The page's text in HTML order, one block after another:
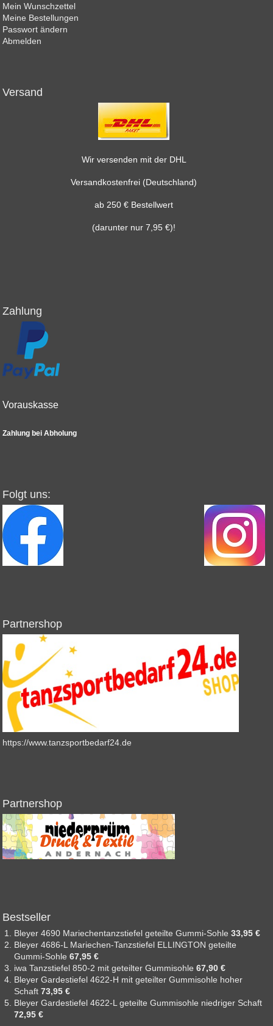
Mein Wunschzettel
Meine Bestellungen
Passwort ändern
Abmelden
Versand
Wir versenden mit der DHL
Versandkostenfrei (Deutschland)
ab 250 € Bestellwert
(darunter nur 7,95 €)!
Zahlung
Vorauskasse
Zahlung bei Abholung
Folgt uns:
Partnershop
https://www.tanzsportbedarf24.de
Partnershop
Bestseller
Bleyer 4690 Mariechentanzstiefel geteilte Gummi-Sohle33,95 €
Bleyer 4686-L Mariechen-Tanzstiefel ELLINGTON geteilte
Gummi-Sohle67,95 €
iwa Tanzstiefel 850-2 mit geteilter Gummisohle67,90 €
Bleyer Gardestiefel 4622-H mit geteilter Gummisohle hoher
Schaft73,95 €
Bleyer Gardestiefel 4622-L geteilte Gummisohle niedriger Schaft
72,95 €